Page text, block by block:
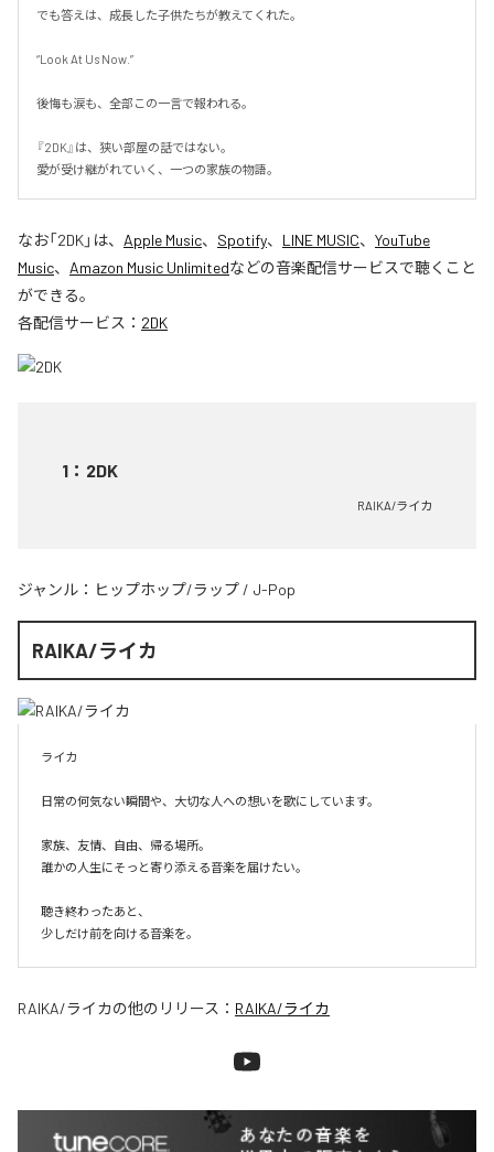
でも答えは、成長した子供たちが教えてくれた。
“Look At Us Now.”
後悔も涙も、全部この一言で報われる。
『2DK』は、狭い部屋の話ではない。
愛が受け継がれていく、一つの家族の物語。
なお「2DK」は、 Apple Music、 Spotify、 LINE MUSIC、 YouTube
Music、 Amazon Music Unlimitedなどの音楽配信サービスで聴くこと
ができる。
各配信サービス： 2DK
1 ： 2DK
RAIKA/ライカ
ジャンル： ヒップホップ/ラップ / J-Pop
RAIKA/ライカ
ライカ
日常の何気ない瞬間や、大切な人への想いを歌にしています。
家族、友情、自由、帰る場所。
誰かの人生にそっと寄り添える音楽を届けたい。
聴き終わったあと、
少しだけ前を向ける音楽を。
RAIKA/ライカの他のリリース： RAIKA/ライカ